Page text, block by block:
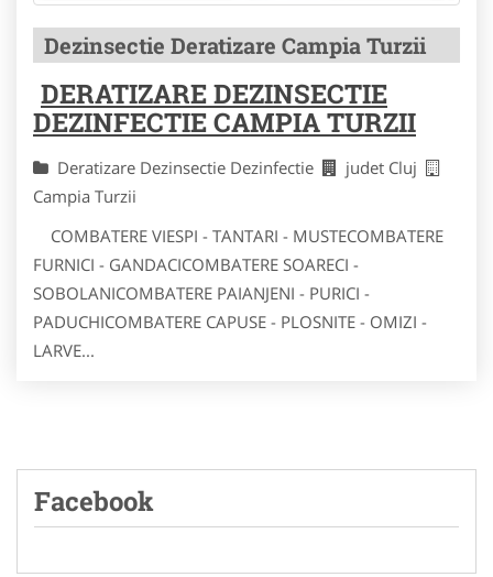
Dezinsectie Deratizare Campia Turzii
DERATIZARE DEZINSECTIE
DEZINFECTIE CAMPIA TURZII
Deratizare Dezinsectie Dezinfectie
judet Cluj
Campia Turzii
COMBATERE VIESPI - TANTARI - MUSTECOMBATERE
FURNICI - GANDACICOMBATERE SOARECI -
SOBOLANICOMBATERE PAIANJENI - PURICI -
PADUCHICOMBATERE CAPUSE - PLOSNITE - OMIZI -
LARVE...
Facebook